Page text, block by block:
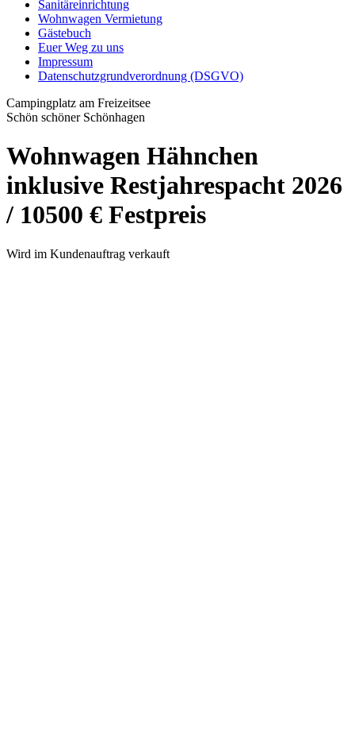
Sanitäreinrichtung
Wohnwagen Vermietung
Gästebuch
Euer Weg zu uns
Impressum
Datenschutzgrundverordnung (DSGVO)
Campingplatz am Freizeitsee
Schön schöner Schönhagen
Wohnwagen Hähnchen
inklusive Restjahrespacht 2026
/ 10500 € Festpreis
Wird im Kundenauftrag verkauft